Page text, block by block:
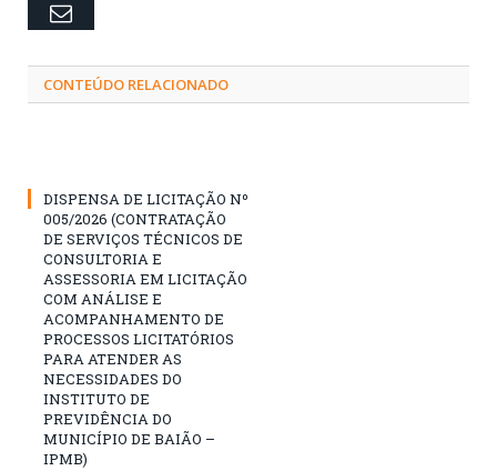
Email
CONTEÚDO RELACIONADO
DISPENSA DE LICITAÇÃO Nº
005/2026 (CONTRATAÇÃO
DE SERVIÇOS TÉCNICOS DE
CONSULTORIA E
ASSESSORIA EM LICITAÇÃO
COM ANÁLISE E
ACOMPANHAMENTO DE
PROCESSOS LICITATÓRIOS
PARA ATENDER AS
NECESSIDADES DO
INSTITUTO DE
PREVIDÊNCIA DO
MUNICÍPIO DE BAIÃO –
IPMB)